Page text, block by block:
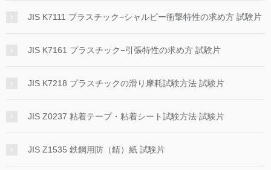
JIS K7111 プラスチック−シャルピー衝撃特性の求め方 試験片
JIS K7161 プラスチック−引張特性の求め方 試験片
JIS K7218 プラスチックの滑り摩耗試験方法 試験片
JIS Z0237 粘着テープ・粘着シート試験方法 試験片
JIS Z1535 鉄鋼用防（錆）紙 試験片